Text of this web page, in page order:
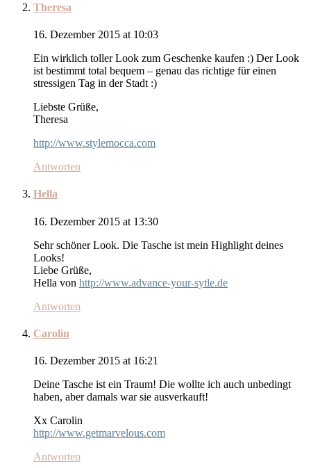
Theresa
16. Dezember 2015 at 10:03
Ein wirklich toller Look zum Geschenke kaufen :) Der Look
ist bestimmt total bequem – genau das richtige für einen
stressigen Tag in der Stadt :)
Liebste Grüße,
Theresa
http://www.stylemocca.com
Antworten
Hella
16. Dezember 2015 at 13:30
Sehr schöner Look. Die Tasche ist mein Highlight deines
Looks!
Liebe Grüße,
Hella von http://www.advance-your-sytle.de
Antworten
Carolin
16. Dezember 2015 at 16:21
Deine Tasche ist ein Traum! Die wollte ich auch unbedingt
haben, aber damals war sie ausverkauft!
Xx Carolin
http://www.getmarvelous.com
Antworten